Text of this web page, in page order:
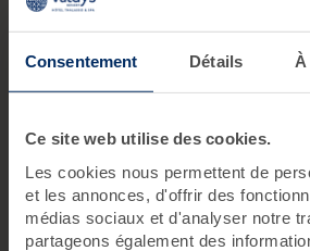
Consentement Détails
Ce site web utilise des cookies.
Les cookies nous permettent de
et les annonces, d'offrir des
médias sociaux et d'analyser notre
partageons également des
Massage suédois deep
1 soin acheté, le 2ème à -50% avec